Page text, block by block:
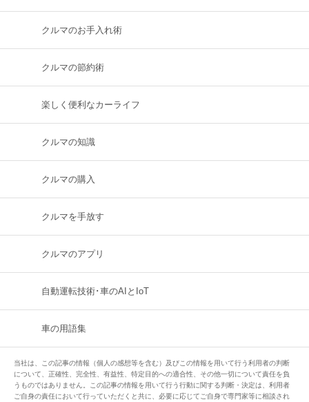
クルマのお手入れ術
クルマの節約術
楽しく便利なカーライフ
クルマの知識
クルマの購入
クルマを手放す
クルマのアプリ
自動運転技術･車のAIとIoT
車の用語集
当社は、この記事の情報（個人の感想等を含む）及びこの情報を用いて行う利用者の判断
について、正確性、完全性、有益性、特定目的への適合性、その他一切について責任を負
うものではありません。この記事の情報を用いて行う行動に関する判断・決定は、利用者
ご自身の責任において行っていただくと共に、必要に応じてご自身で専門家等に相談され